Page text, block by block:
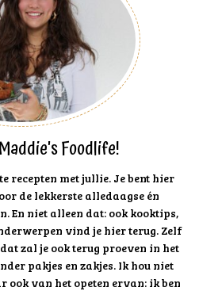
Foodlife!
recepten met jullie. Je bent hier
de lekkerste alledaagse én
En niet alleen dat: ook kooktips,
vind je hier terug. Zelf
zal je ook terug proeven in het
pakjes en zakjes. Ik hou niet
ook van het opeten ervan: ik ben